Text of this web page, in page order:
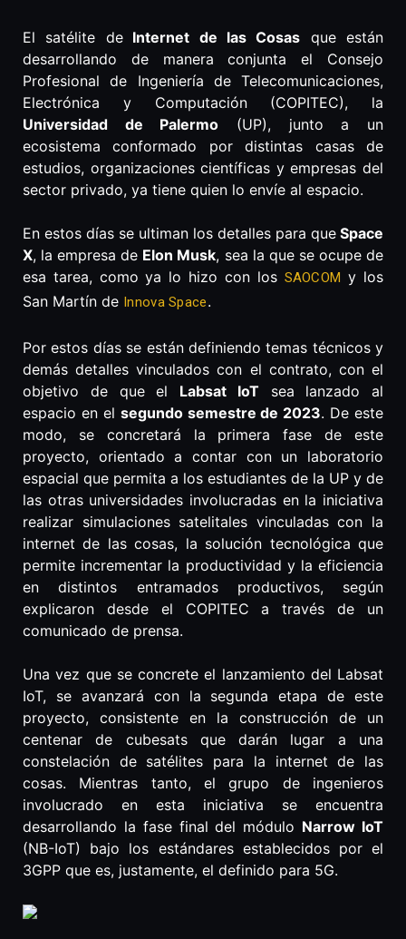
El satélite deInternet de las Cosas que están
desarrollando de manera conjunta el Consejo
Profesional de Ingeniería de Telecomunicaciones,
Electrónica y Computación (COPITEC), la
Universidad de Palermo (UP), junto a un
ecosistema conformado por distintas casas de
estudios, organizaciones científicas y empresas del
sector privado, ya tiene quien lo envíe al espacio.
En estos días se ultiman los detalles para que Space
X, la empresa de Elon Musk, sea la que se ocupe de
esa tarea, como ya lo hizo con los SAOCOM y los
San Martín de Innova Space.
Por estos días se están definiendo temas técnicos y
demás detalles vinculados con el contrato, con el
objetivo de que el Labsat IoTsea lanzado al
espacio en el segundo semestre de 2023. De este
modo, se concretará la primera fase de este
proyecto, orientado a contar con un laboratorio
espacial que permita a los estudiantes de la UP y de
las otras universidades involucradas en la iniciativa
realizar simulaciones satelitales vinculadas con la
internet de las cosas, la solución tecnológica que
permite incrementar la productividad y la eficiencia
en distintos entramados productivos, según
explicaron desde el COPITEC a través de un
comunicado de prensa.
Una vez que se concrete el lanzamiento del Labsat
IoT, se avanzará con la segunda etapa de este
proyecto, consistente en la construcción de un
centenar de cubesats que darán lugar a una
constelación de satélites para la internet de las
cosas. Mientras tanto, el grupo de ingenieros
involucrado en esta iniciativa se encuentra
desarrollando la fase final del módulo Narrow IoT
(NB-IoT) bajo los estándares establecidos por el
3GPP que es, justamente, el definido para 5G.